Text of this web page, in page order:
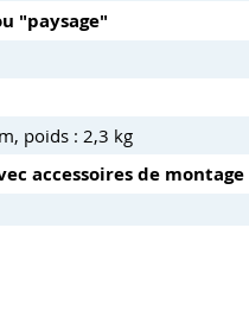
"paysage"
poids : 2,3 kg
accessoires de montage